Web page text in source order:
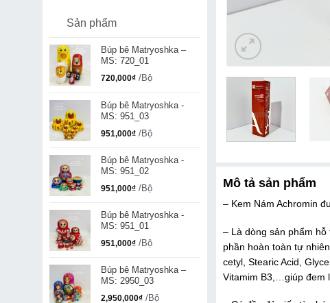
Sản phẩm
Búp bê Matryoshka –
MS: 720_01
720,000₫ /Bộ
Búp bê Matryoshka -
MS: 951_03
951,000₫ /Bộ
Búp bê Matryoshka -
MS: 951_02
951,000₫ /Bộ
Búp bê Matryoshka -
MS: 951_01
951,000₫ /Bộ
Búp bê Matryoshka –
MS: 2950_03
2,950,000₫ /Bộ
Mô tả sản phẩm
– Kem Nám Achromin
– Là dòng sản phẩm
phần hoàn toàn tự
cetyl, Stearic Acid,
Vitamim B3,…giúp đem